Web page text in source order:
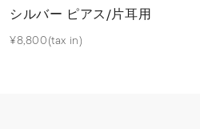
シルバー ピアス/片耳用
¥8,800(tax in)